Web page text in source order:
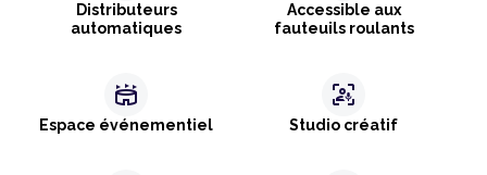
Distributeurs
automatiques
Accessible aux
fauteuils roulants
stadium
Espace événementiel
frame_person_mic
Studio créatif